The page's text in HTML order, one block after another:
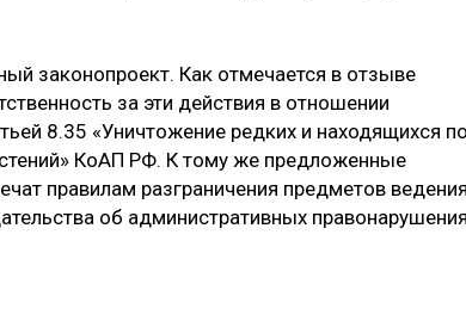
законопроект. Как отмечается в отзыве
за эти действия в отношении
8.35 «Уничтожение редких и находящихся
КоАП РФ. К тому же предложенные
правилам разграничения предметов
об административных